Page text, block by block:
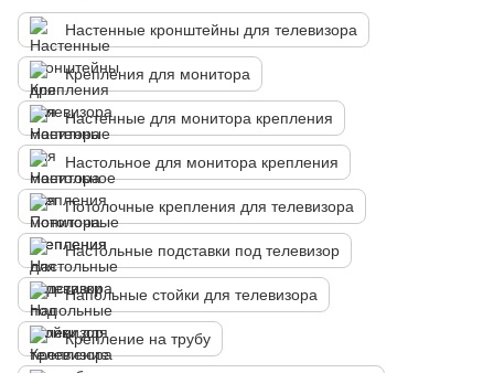
Настенные кронштейны для телевизора
Крепления для монитора
Настенные для монитора крепления
Настольное для монитора крепления
Потолочные крепления для телевизора
Настольные подставки под телевизор
Напольные стойки для телевизора
Крепление на трубу